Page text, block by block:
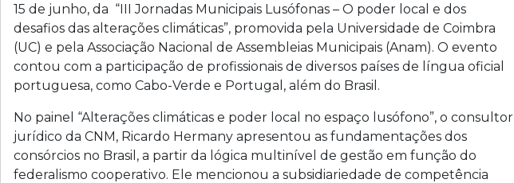
15 de junho, da “III Jornadas Municipais Lusófonas – O poder local e dos
desafios das alterações climáticas”, promovida pela Universidade de Coimbra
(UC) e pela Associação Nacional de Assembleias Municipais (Anam). O evento
contou com a participação de profissionais de diversos países de língua oficial
portuguesa, como Cabo-Verde e Portugal, além do Brasil.
No painel “Alterações climáticas e poder local no espaço lusófono”, o consultor
jurídico da CNM, Ricardo Hermany apresentou as fundamentações dos
consórcios no Brasil, a partir da lógica multinível de gestão em função do
federalismo cooperativo. Ele mencionou a subsidiariedade de competência